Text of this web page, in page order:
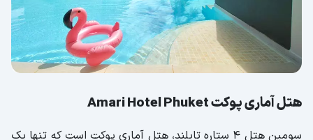
هتل آماری پوکت Amari Hotel Phuket
سومین هتل ۴ ستاره تایلند، هتل آماری پوکت است که تنها یک